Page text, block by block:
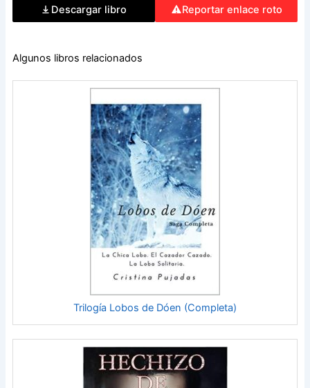
Descargar libro Reportar enlace roto
Algunos libros relacionados
Trilogía Lobos de Dóen (Completa)